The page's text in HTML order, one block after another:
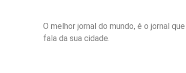
O melhor jornal do mundo, é o jornal que
fala da sua cidade.